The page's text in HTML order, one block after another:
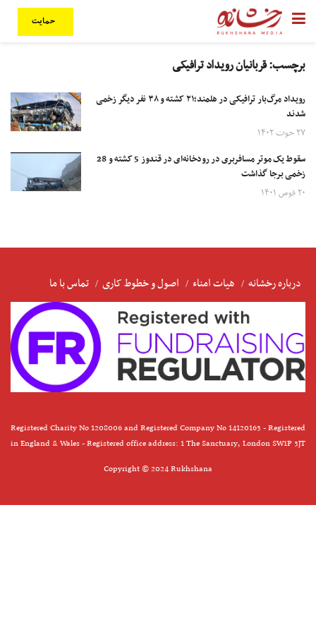
حمایت
برچسب:قربانیان رویداد ترافیکی
رویداد مرگ‌بار ترافیکی در هلمند؛۲۱ کشته و ۳۸ نفر دیگر زخمی
شدند
۲۷ حوت ۱۴۰۲
سقوط یک موتر مسافربری در رودخانه‌ای در قندوز 5 کشته و 28
زخمی برجا گذاشت
۲۰ قوس ۱۴۰۱
درباره رخشانه هیات امناء اصول و خطوط کاری تماس با ما
Registered Charity No 1208006 and Registered Company No 14120163 - Registered
in England & Wales - Registered office address: 1 The Sanctuary, London SW1P 3JT
Copyright © 2024 Rukhshana